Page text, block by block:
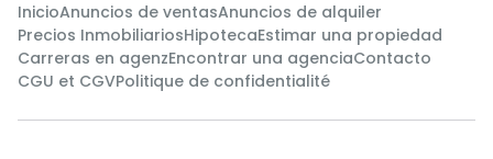
InicioAnuncios de ventasAnuncios de alquiler
Precios InmobiliariosHipotecaEstimar una propiedad
Carreras en agenzEncontrar una agenciaContacto
CGU et CGVPolitique de confidentialité